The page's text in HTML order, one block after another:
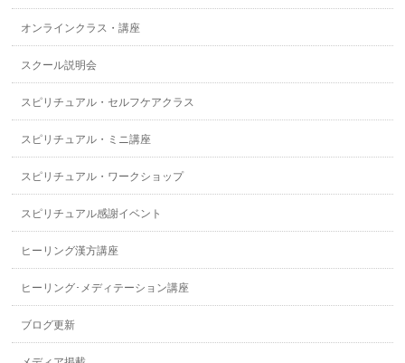
オンラインクラス・講座
スクール説明会
スピリチュアル・セルフケアクラス
スピリチュアル・ミニ講座
スピリチュアル・ワークショップ
スピリチュアル感謝イベント
ヒーリング漢方講座
ヒーリング･メディテーション講座
ブログ更新